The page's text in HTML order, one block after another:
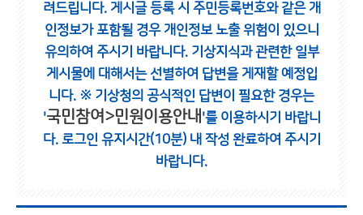
려드립니다. 게시글 등록 시 주민등록번호와 같은 개
인정보가 포함될 경우 개인정보 노출 위험이 있으니
유의하여 주시기 바랍니다. 기상지식과 관련한 일부
게시물에 대해서는 선별하여 답변을 게재할 예정입
니다. ※ 기상청의 공식적인 답변이 필요한 경우는
'국민참여>민원이용안내 '를 이용하시기 바랍니
다. 로그인 유지시간(10분) 내 작성 완료하여 주시기
바랍니다.